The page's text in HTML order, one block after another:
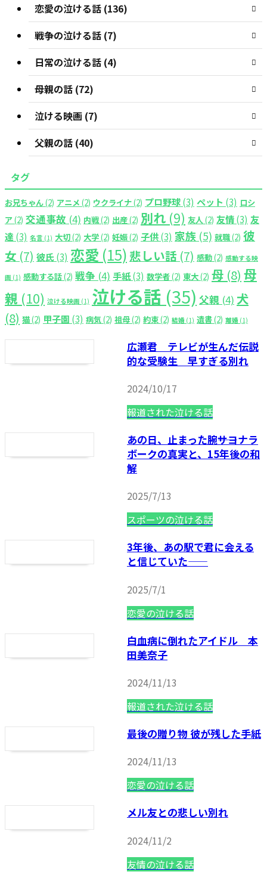
恋愛の泣ける話 (136)
戦争の泣ける話 (7)
日常の泣ける話 (4)
母親の話 (72)
泣ける映画 (7)
父親の話 (40)
タグ
お兄ちゃん(2) アニメ (2) ウクライナ(2) プロ野球(3) ペット (3) ロシ
ア(2) 交通事故 (4) 内戦(2) 出産(2) 別れ (9) 友人 (2) 友情(3) 友
達 (3) 名言 (1) 大切(2) 大学(2) 妊娠(2) 子供(3) 家族 (5) 就職(2) 彼
女 (7) 彼氏(3) 恋愛 (15) 悲しい話 (7) 感動(2) 感動する映
画 (1) 感動する話(2) 戦争 (4) 手紙(3) 数学者(2) 東大(2) 母 (8) 母
親 (10) 泣ける映画 (1) 泣ける話 (35) 父親 (4) 犬
(8) 猫(2) 甲子園 (3) 病気(2) 祖母(2) 約束(2) 結婚 (1) 遺書(2) 離婚 (1)
広瀬君 テレビが生んだ伝説
的な受験生 早すぎる別れ
2024/10/17
報道された泣ける話
あの日、止まった腕――サヨナラ
ボークの真実と、15年後の和
解
2025/7/13
スポーツの泣ける話
3年後、あの駅で君に会える
と信じていた——
2025/7/1
恋愛の泣ける話
白血病に倒れたアイドル 本
田美奈子
2024/11/13
報道された泣ける話
最後の贈り物 彼が残した手紙
2024/11/13
恋愛の泣ける話
メル友との悲しい別れ
2024/11/2
友情の泣ける話